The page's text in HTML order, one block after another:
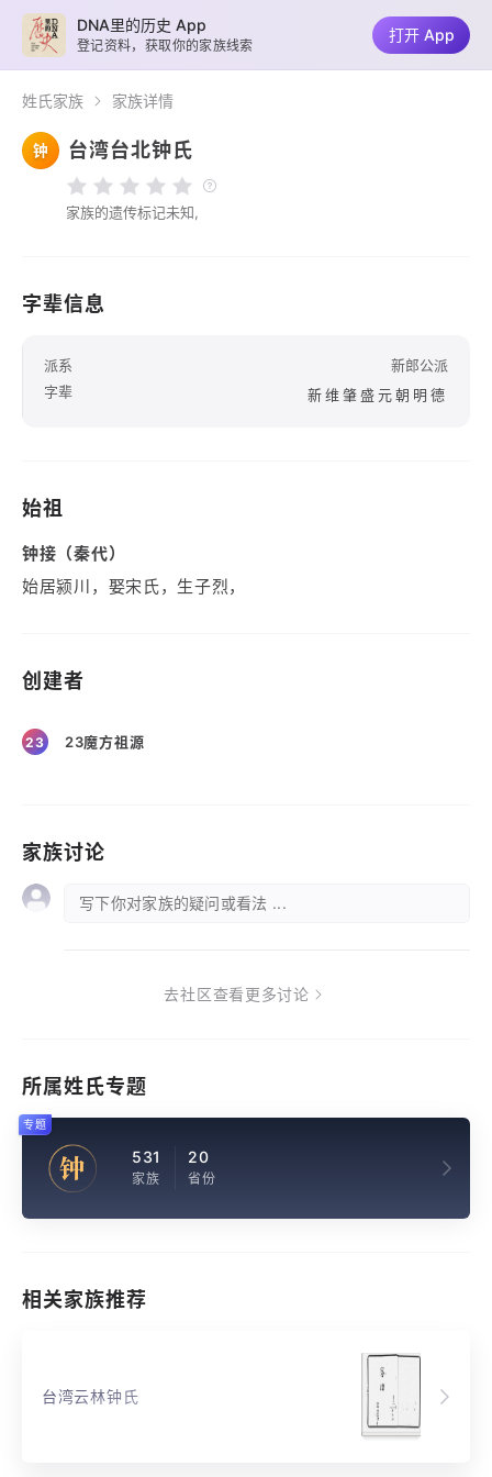
姓氏家族 家族详情
钟 台湾台北钟氏
家族的遗传标记未知,
字辈信息
派系
新郎公派
字辈
新维肇盛元朝明德
始祖
钟接（秦代）
始居颍川，娶宋氏，生子烈，
创建者
23 23魔方祖源
家族讨论
写下你对家族的疑问或看法 ...
去社区查看更多讨论
所属姓氏专题
钟 531
家族
20
省份
专题
相关家族推荐
台湾云林钟氏
DNA里的历史 App
登记资料，获取你的家族线索
打开 App